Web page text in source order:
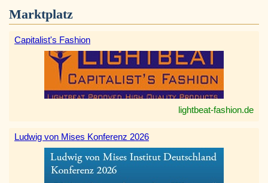
Marktplatz
Capitalist's Fashion
lightbeat-fashion.de
Ludwig von Mises Konferenz 2026